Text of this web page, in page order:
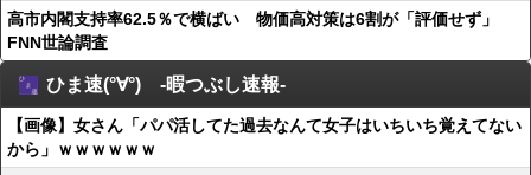
高市内閣支持率62.5％で横ばい 物価高対策は6割が「評価せず」
FNN世論調査
ひま速(°∀°) -暇つぶし速報-
【画像】女さん「パパ活してた過去なんて女子はいちいち覚えてない
から」ｗｗｗｗｗｗ